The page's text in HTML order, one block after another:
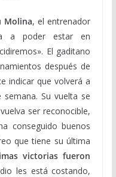
Molina, el entrenador
a poder estar en
El gaditano
después de
indicar que volverá a
Su vuelta se
ser reconocible,
conseguido buenos
que tiene su última
victorias fueron
les está costando,